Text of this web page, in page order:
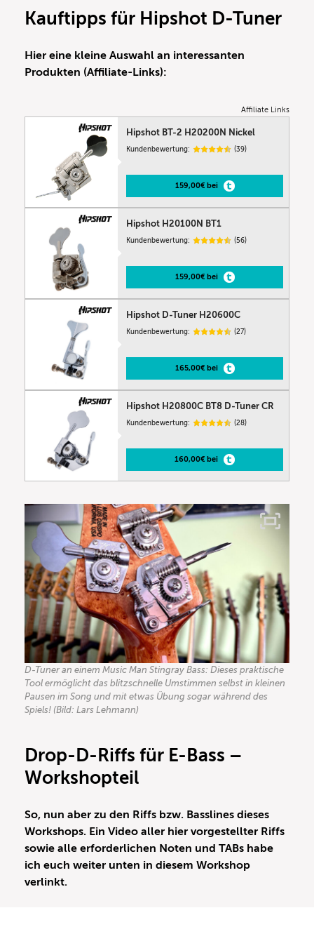
Kauftipps für Hipshot D-Tuner
Hier eine kleine Auswahl an interessanten
Produkten (Affiliate-Links):
Affiliate Links
Hipshot BT-2 H20200N Nickel
Kundenbewertung: (39)
159,00€ bei
Hipshot H20100N BT1
Kundenbewertung: (56)
159,00€ bei
Hipshot D-Tuner H20600C
Kundenbewertung: (27)
165,00€ bei
Hipshot H20800C BT8 D-Tuner CR
Kundenbewertung: (28)
160,00€ bei
D-Tuner an einem Music Man Stingray Bass: Dieses praktische
Tool ermöglicht das blitzschnelle Umstimmen selbst in kleinen
Pausen im Song und mit etwas Übung sogar während des
Spiels! (Bild: Lars Lehmann)
Drop-D-Riffs für E-Bass –
Workshopteil
So, nun aber zu den Riffs bzw. Basslines dieses
Workshops. Ein Video aller hier vorgestellter Riffs
sowie alle erforderlichen Noten und TABs habe
ich euch weiter unten in diesem Workshop
verlinkt.